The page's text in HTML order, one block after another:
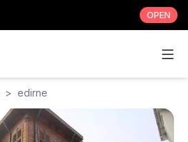
OPEN
> edirne